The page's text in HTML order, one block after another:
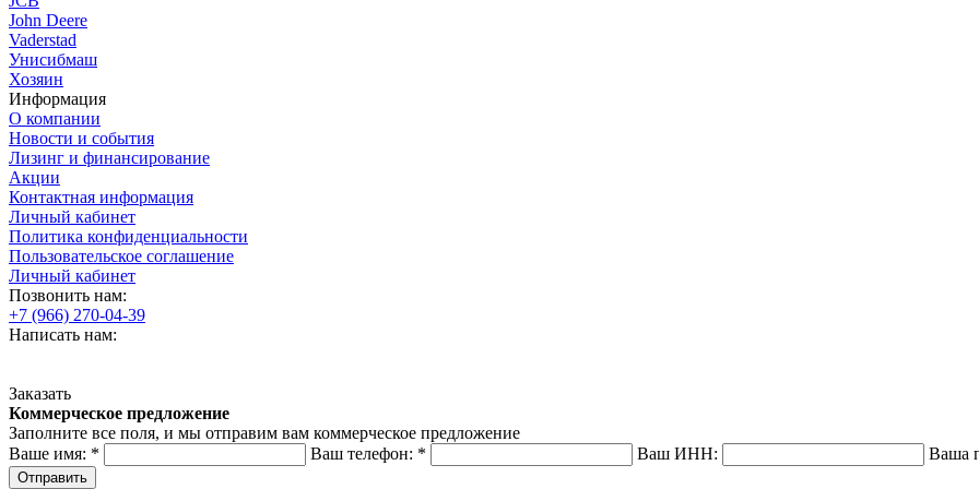
John Deere
Vaderstad
Унисибмаш
Хозяин
Информация
О компании
Новости и события
Лизинг и финансирование
Акции
Контактная информация
Личный кабинет
Политика конфиденциальности
Пользовательское соглашение
Личный кабинет
Позвонить нам:
+7 (966) 270-04-39
Написать нам:
Заказать
Коммерческое предложение
Заполните все поля, и мы отправим вам коммерческое предложение
Ваше имя: * Ваш телефон: * Ваш ИНН: Ваша